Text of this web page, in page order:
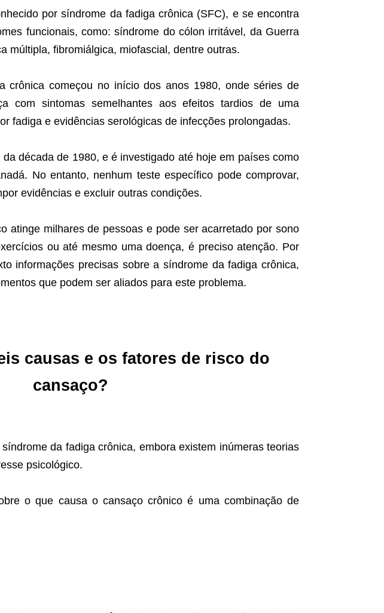
por síndrome da fadiga crônica (SFC), e se encontra
funcionais, como: síndrome do cólon irritável, da Guerra
múltipla, fibromiálgica, miofascial, dentre outras.
crônica começou no início dos anos 1980, onde séries de
com sintomas semelhantes aos efeitos tardios de uma
fadiga e evidências serológicas de infecções prolongadas.
década de 1980, e é investigado até hoje em países como
No entanto, nenhum teste específico pode comprovar,
evidências e excluir outras condições.
atinge milhares de pessoas e pode ser acarretado por sono
ou até mesmo uma doença, é preciso atenção. Por
informações precisas sobre a síndrome da fadiga crônica,
que podem ser aliados para este problema.
causas e os fatores de risco do
cansaço?
da fadiga crônica, embora existem inúmeras teorias
psicológico.
o que causa o cansaço crônico é uma combinação de